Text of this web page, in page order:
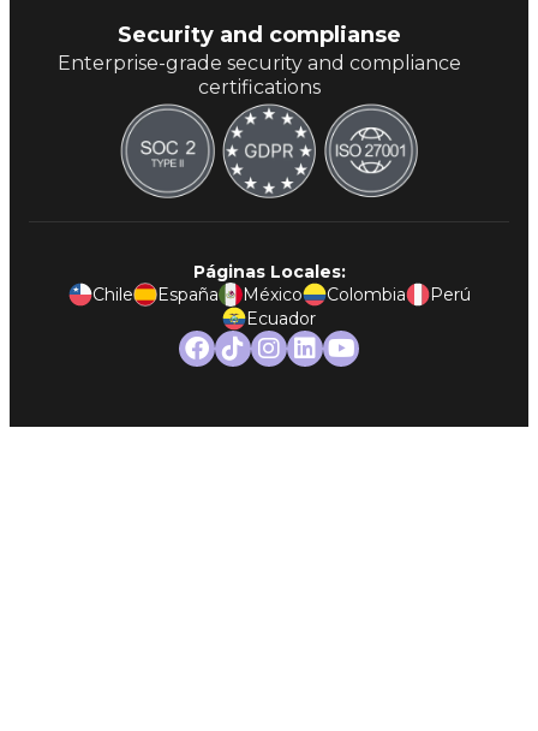
Security and complianse
Enterprise-grade security and compliance
certifications
Páginas Locales:
Chile
España México Colombia
Perú
Ecuador